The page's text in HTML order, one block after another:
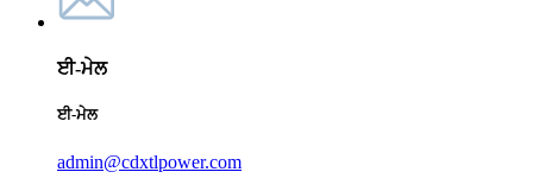
ਈ-ਮੇਲ
ਈ-ਮੇਲ
admin@cdxtlpower.com